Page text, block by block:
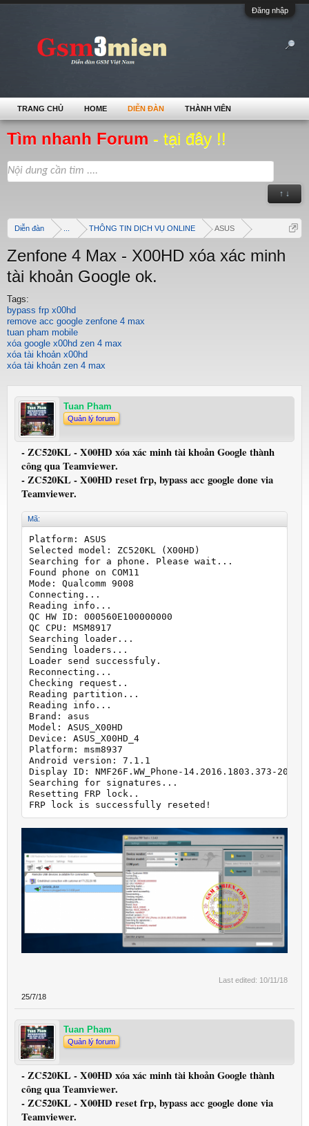
Đăng nhập
Tìm nhanh Forum - tại đây !!
↑ ↓
Diễn đàn THÔNG TIN DỊCH VỤ ONLINE ASUS
Zenfone 4 Max - X00HD xóa xác minh
tài khoản Google ok.
Tags:
bypass frp x00hd
remove acc google zenfone 4 max
tuan pham mobile
xóa google x00hd zen 4 max
xóa tài khoản x00hd
xóa tài khoản zen 4 max
Tuan Pham
Quản lý forum
- ZC520KL - X00HD xóa xác minh tài khoản Google thành
công qua Teamviewer.
- ZC520KL - X00HD reset frp, bypass acc google done via
Teamviewer.
Mã:
Platform: ASUS
Selected model: ZC520KL (X00HD)
Searching for a phone. Please wait...
Found phone on COM11
Mode: Qualcomm 9008
Connecting...
Reading info...
QC HW ID: 000560E100000000
QC CPU: MSM8917
Searching loader...
Sending loaders...
Loader send successfuly.
Reconnecting...
Checking request..
Reading partition...
Reading info...
Brand: asus
Model: ASUS_X00HD
Device: ASUS_X00HD_4
Platform: msm8937
Android version: 7.1.1
Display ID: NMF26F.WW_Phone-14.2016.1803.373-
Searching for signatures...
Resetting FRP lock..
FRP lock is successfully reseted!
Last edited: 10/11/18
25/7/18
Tuan Pham
Quản lý forum
- ZC520KL - X00HD xóa xác minh tài khoản Google thành
công qua Teamviewer.
- ZC520KL - X00HD reset frp, bypass acc google done via
Teamviewer.
TRANG CHỦ HOME DIỄN ĐÀN THÀNH VIÊN